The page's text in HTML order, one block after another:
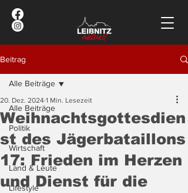
Beitrag
Alle Beiträge
Politik
Wirtschaft
Land & Leute
Lifestyle
Alle Beiträge
Weihnachtsgottesdien
st des Jägerbataillons
17: Frieden im Herzen
und Dienst für die
20. Dez. 2024 1 Min. Lesezeit